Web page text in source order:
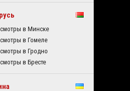
в Минске
в Гомеле
в Гродно
в Бресте